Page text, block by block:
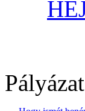
Pályázat